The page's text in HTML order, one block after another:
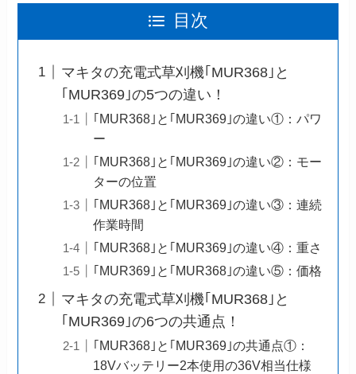
目次
マキタの充電式草刈機｢MUR368｣と
｢MUR369｣の5つの違い！
｢MUR368｣と｢MUR369｣の違い①：パワ
ー
｢MUR368｣と｢MUR369｣の違い②：モー
ターの位置
｢MUR368｣と｢MUR369｣の違い③：連続
作業時間
｢MUR368｣と｢MUR369｣の違い④：重さ
｢MUR369｣と｢MUR368｣の違い⑤：価格
マキタの充電式草刈機｢MUR368｣と
｢MUR369｣の6つの共通点！
｢MUR368｣と｢MUR369｣の共通点①：
18Vバッテリー2本使用の36V相当仕様